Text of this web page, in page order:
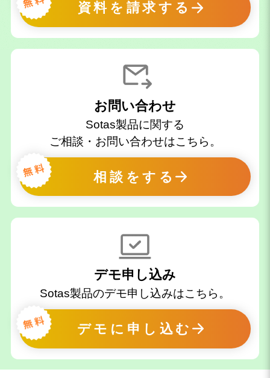
資料を請求する
お問い合わせ
Sotas製品に関する
ご相談・お問い合わせはこちら。
相談をする
デモ申し込み
Sotas製品のデモ申し込みはこちら。
デモに申し込む